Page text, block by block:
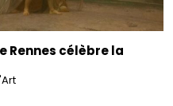
Rennes célèbre la